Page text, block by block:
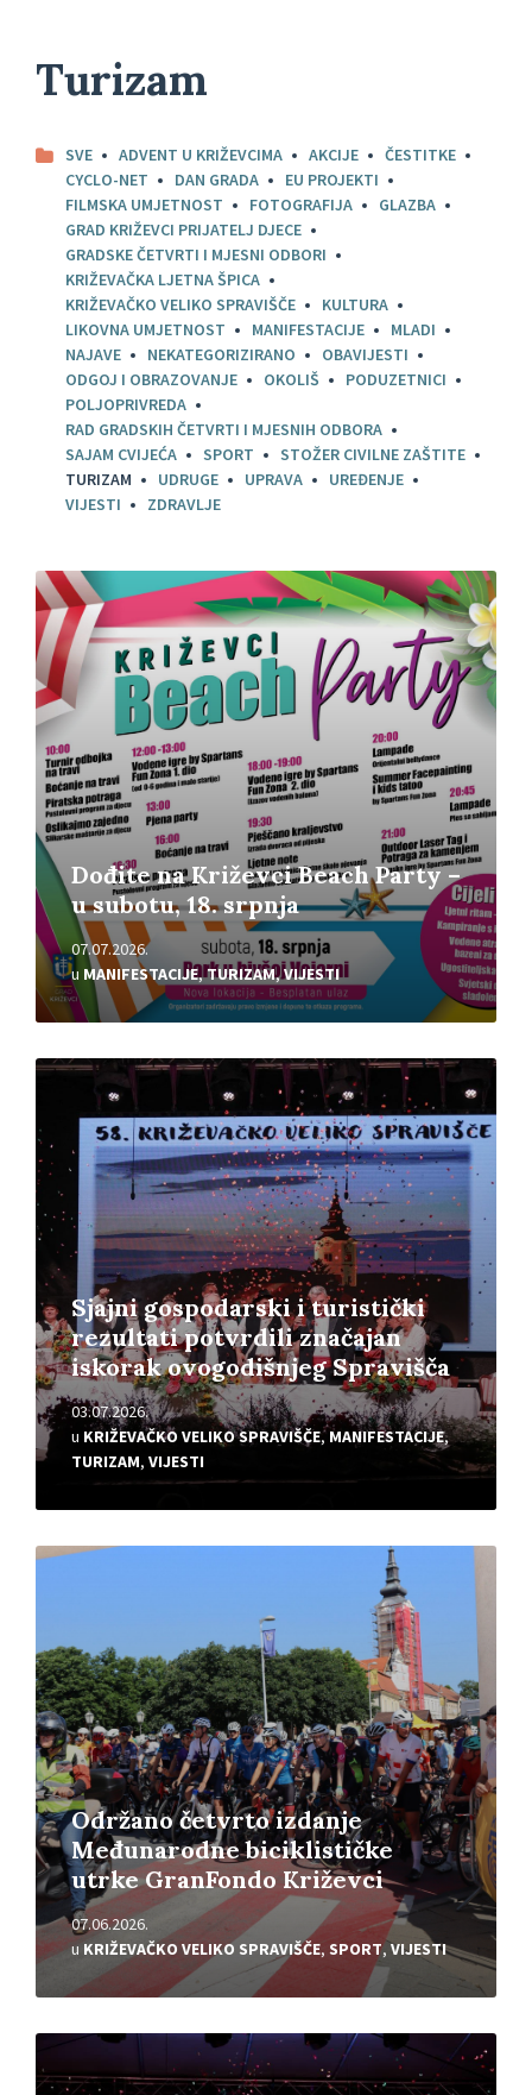
Turizam
SVE ADVENT U KRIŽEVCIMA AKCIJE
ČESTITKE
CYCLO-NET
DAN GRADA
EU PROJEKTI
FILMSKA UMJETNOST
FOTOGRAFIJA
GLAZBA
GRAD KRIŽEVCI PRIJATELJ DJECE
GRADSKE ČETVRTI I MJESNI ODBORI
KRIŽEVAČKA LJETNA ŠPICA
KRIŽEVAČKO VELIKO SPRAVIŠČE
KULTURA
LIKOVNA UMJETNOST
MANIFESTACIJE
MLADI
NAJAVE
NEKATEGORIZIRANO
OBAVIJESTI
ODGOJ I OBRAZOVANJE
OKOLIŠ
PODUZETNICI
POLJOPRIVREDA
RAD GRADSKIH ČETVRTI I MJESNIH ODBORA
SAJAM CVIJEĆA
SPORT
STOŽER CIVILNE ZAŠTITE
TURIZAM
UDRUGE UPRAVA
UREĐENJE
VIJESTI
ZDRAVLJE
Dođite na Križevci Beach Party –
u subotu, 18. srpnja
07.07.2026.
u MANIFESTACIJE,TURIZAM,VIJESTI
Pročitajte
više
Sjajni gospodarski i turistički
rezultati potvrdili značajan
iskorak ovogodišnjeg Spravišča
03.07.2026.
u KRIŽEVAČKO VELIKO SPRAVIŠČE,MANIFESTACIJE,
TURIZAM, VIJESTI
Pročitajte
Održano četvrto izdanje
Međunarodne biciklističke
utrke GranFondo Križevci
07.06.2026.
u KRIŽEVAČKO VELIKO SPRAVIŠČE, SPORT,VIJESTI
Pročitajte
Pročitajte
više